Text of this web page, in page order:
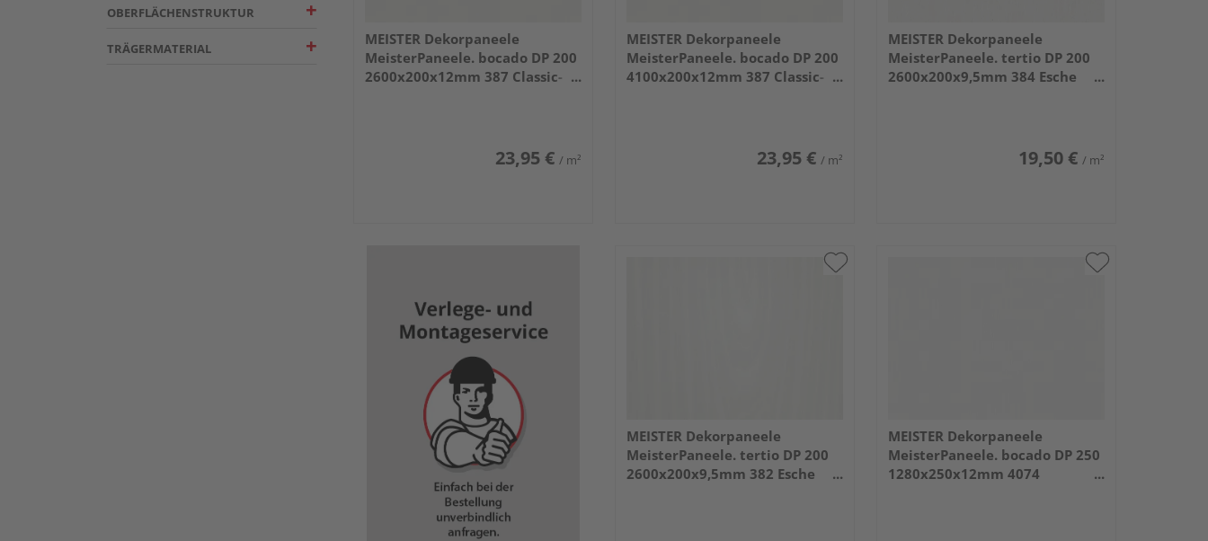
OBERFLÄCHENSTRUKTUR
TRÄGERMATERIAL
MEISTER Dekorpaneele
MeisterPaneele. bocado DP 200
2600x200x12mm 387 Classic-
23,95 € / m²
MEISTER Dekorpaneele
MeisterPaneele. bocado DP 200
4100x200x12mm 387 Classic-
23,95 € / m²
MEISTER Dekorpaneele
MeisterPaneele. tertio DP 200
2600x200x9,5mm 384 Esche
19,50 € / m²
MEISTER Dekorpaneele
MeisterPaneele. tertio DP 200
2600x200x9,5mm 382 Esche
MEISTER Dekorpaneele
MeisterPaneele. bocado DP 250
1280x250x12mm 4074